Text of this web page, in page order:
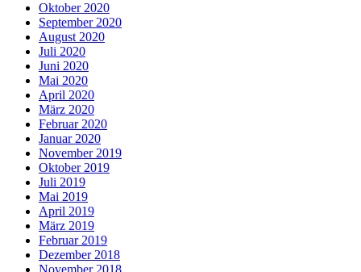
Oktober 2020
September 2020
August 2020
Juli 2020
Juni 2020
Mai 2020
April 2020
März 2020
Februar 2020
Januar 2020
November 2019
Oktober 2019
Juli 2019
Mai 2019
April 2019
März 2019
Februar 2019
Dezember 2018